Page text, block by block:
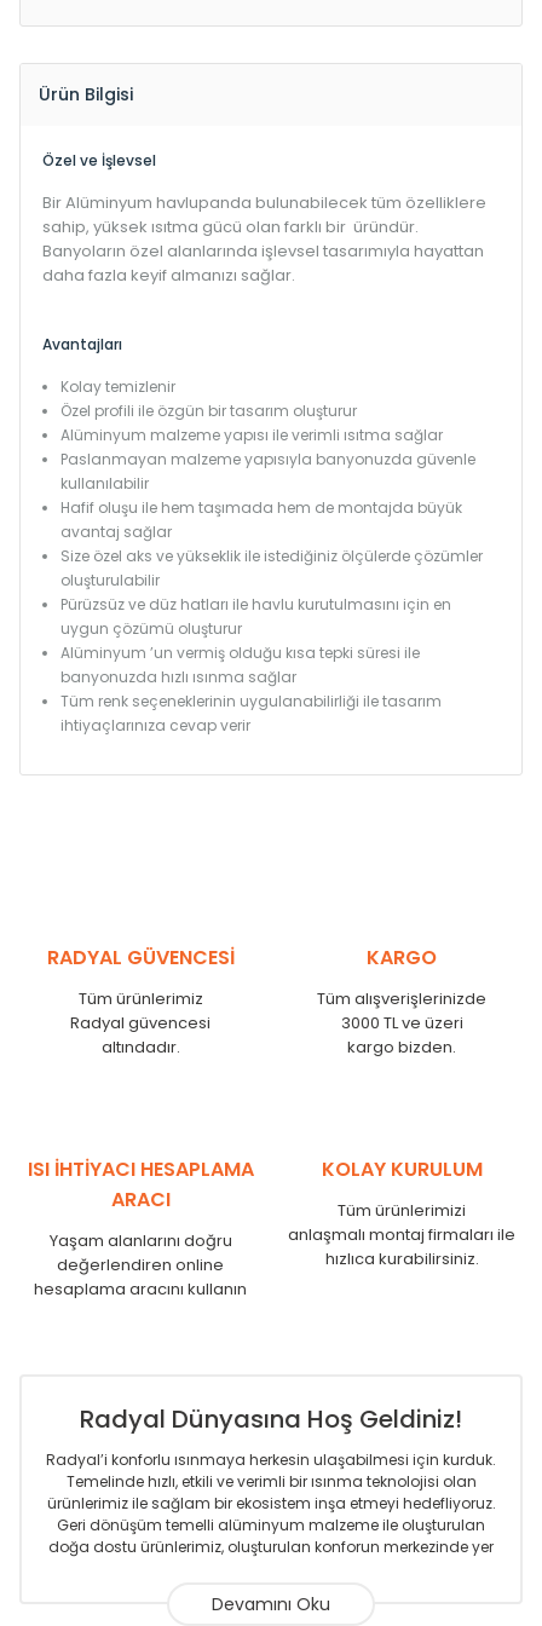
Ürün Bilgisi
Özel ve İşlevsel
Bir Alüminyum havlupanda bulunabilecek tüm özelliklere
sahip, yüksek ısıtma gücü olan farklı bir üründür.
Banyoların özel alanlarında işlevsel tasarımıyla hayattan
daha fazla keyif almanızı sağlar.
Avantajları
Kolay temizlenir
Özel profili ile özgün bir tasarım oluşturur
Alüminyum malzeme yapısı ile verimli ısıtma sağlar
Paslanmayan malzeme yapısıyla banyonuzda güvenle
kullanılabilir
Hafif oluşu ile hem taşımada hem de montajda büyük
avantaj sağlar
Size özel aks ve yükseklik ile istediğiniz ölçülerde çözümler
oluşturulabilir
Pürüzsüz ve düz hatları ile havlu kurutulmasını için en
uygun çözümü oluşturur
Alüminyum ’un vermiş olduğu kısa tepki süresi ile
banyonuzda hızlı ısınma sağlar
Tüm renk seçeneklerinin uygulanabilirliği ile tasarım
ihtiyaçlarınıza cevap verir
RADYAL GÜVENCESİ
Tüm ürünlerimiz
Radyal güvencesi
altındadır.
KARGO
Tüm alışverişlerinizde
3000 TL ve üzeri
kargo bizden.
ISI İHTİYACI HESAPLAMA
ARACI
Yaşam alanlarını doğru
değerlendiren online
hesaplama aracını kullanın
KOLAY KURULUM
Tüm ürünlerimizi
anlaşmalı montaj firmaları ile
hızlıca kurabilirsiniz.
Radyal Dünyasına Hoş Geldiniz!
Radyal’i konforlu ısınmaya herkesin ulaşabilmesi için kurduk.
Temelinde hızlı, etkili ve verimli bir ısınma teknolojisi olan
ürünlerimiz ile sağlam bir ekosistem inşa etmeyi hedefliyoruz.
Geri dönüşüm temelli alüminyum malzeme ile oluşturulan
doğa dostu ürünlerimiz, oluşturulan konforun merkezinde yer
Sizlere sunmakta olduğumuz Alüminyum Radyatör ve